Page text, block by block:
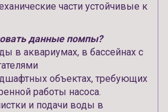
части устойчивые к
данные помпы?
в аквариумах, в бассейнах с
объектах, требующих
работы насоса.
и подачи воды в